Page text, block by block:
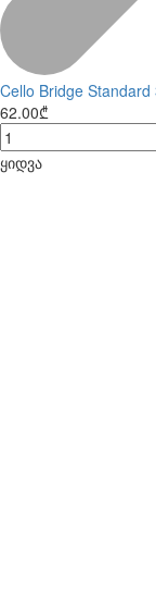
Cello Bridge Standard
62.00₾
ყიდვა